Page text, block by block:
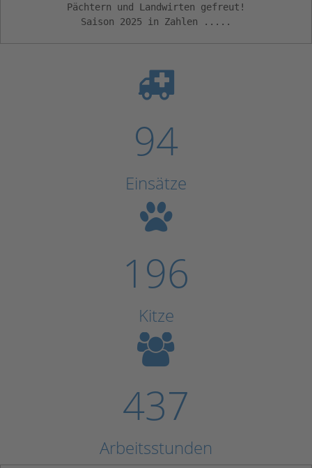
Pächtern und Landwirten gefreut!
Saison 2025 in Zahlen .....
94
Einsätze
196
Kitze
437
Arbeitsstunden